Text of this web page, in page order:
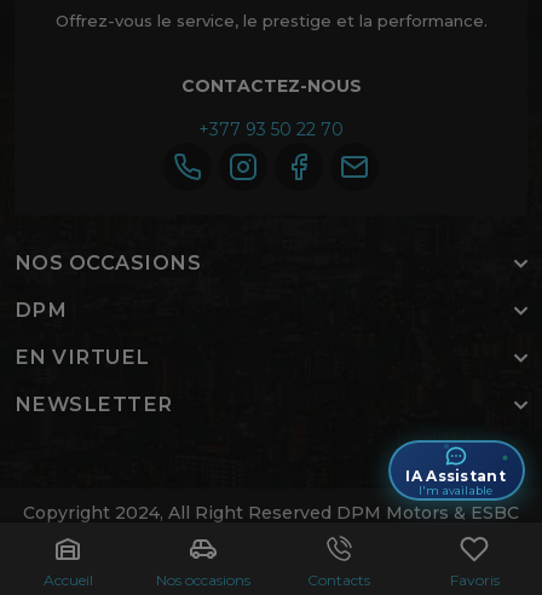
Accueil Nos occasions Contacts Favoris
Offrez-vous le service, le prestige et la performance.
CONTACTEZ-NOUS
+377 93 50 22 70
NOS OCCASIONS
DPM
EN VIRTUEL
NEWSLETTER
Copyright 2024, All Right Reserved DPM Motors & ESBC
Accueil
Contactez-nous
IA Assistant
I'm available